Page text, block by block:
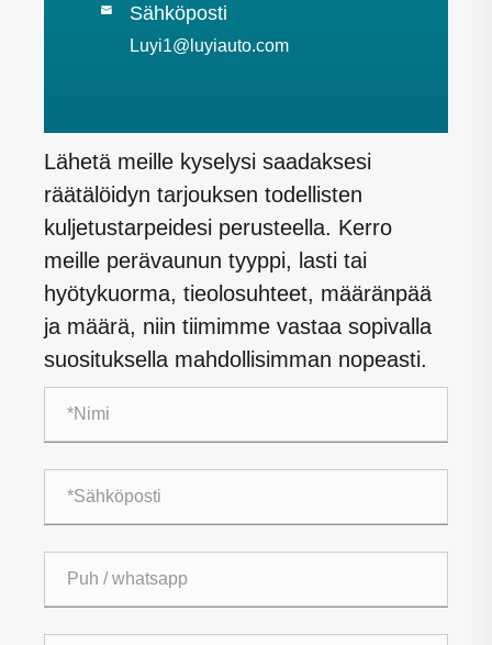
 Sähköposti
Luyi1@luyiauto.com
Lähetä meille kyselysi saadaksesi
räätälöidyn tarjouksen todellisten
kuljetustarpeidesi perusteella. Kerro
meille perävaunun tyyppi, lasti tai
hyötykuorma, tieolosuhteet, määränpää
ja määrä, niin tiimimme vastaa sopivalla
suosituksella mahdollisimman nopeasti.